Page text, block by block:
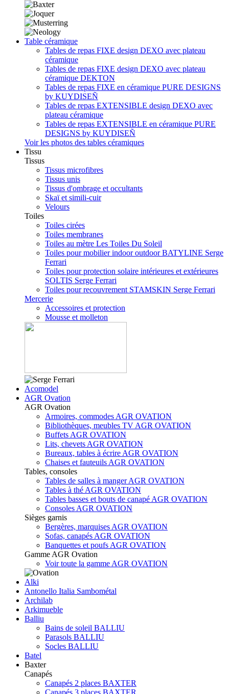
Table céramique
Tables de repas FIXE design DEXO avec plateau
céramique
Tables de repas FIXE design DEXO avec plateau
céramique DEKTON
Tables de repas FIXE en céramique PURE DESIGNS
by KUYDISEÑ
Tables de repas EXTENSIBLE design DEXO avec
plateau céramique
Tables de repas EXTENSIBLE en céramique PURE
DESIGNS by KUYDISEÑ
Voir les photos des tables céramiques
Tissu
Tissus
Tissus microfibres
Tissus unis
Tissus d'ombrage et occultants
Skaï et simili-cuir
Velours
Toiles
Toiles cirées
Toiles membranes
Toiles au mètre Les Toiles Du Soleil
Toiles pour mobilier indoor outdoor BATYLINE Serge
Ferrari
Toiles pour protection solaire intérieures et extérieures
SOLTIS Serge Ferrari
Toiles pour recouvrement STAMSKIN Serge Ferrari
Mercerie
Accessoires et protection
Mousse et molleton
Acomodel
AGR Ovation
AGR Ovation
Armoires, commodes AGR OVATION
Bibliothèques, meubles TV AGR OVATION
Buffets AGR OVATION
Lits, chevets AGR OVATION
Bureaux, tables à écrire AGR OVATION
Chaises et fauteuils AGR OVATION
Tables, consoles
Tables de salles à manger AGR OVATION
Tables à thé AGR OVATION
Tables basses et bouts de canapé AGR OVATION
Consoles AGR OVATION
Sièges garnis
Bergères, marquises AGR OVATION
Sofas, canapés AGR OVATION
Banquettes et poufs AGR OVATION
Gamme AGR Ovation
Voir toute la gamme AGR OVATION
Alki
Antonello Italia Sambométal
Archilab
Arkimueble
Balliu
Bains de soleil BALLIU
Parasols BALLIU
Socles BALLIU
Batel
Baxter
Canapés
Canapés 2 places BAXTER
Canapés 3 places BAXTER